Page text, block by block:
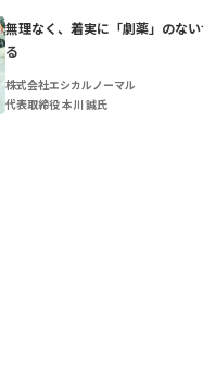
無理なく、着実に「劇薬」のな
る
株式会社エシカルノーマル
代表取締役 本川 誠氏